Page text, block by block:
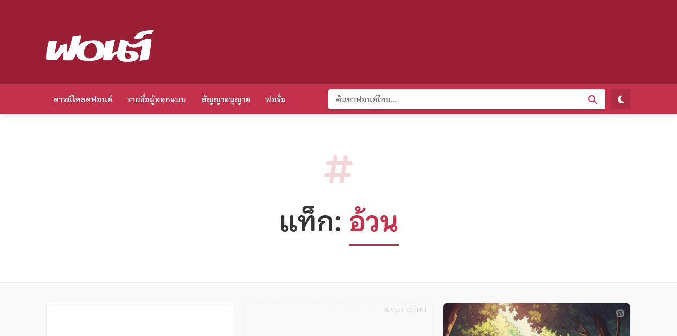
ดาวน์โหลดฟอนต์ รายชื่อผู้ออกแบบ สัญญาอนุญาต ฟอรั่ม
แท็ก:อ้วน